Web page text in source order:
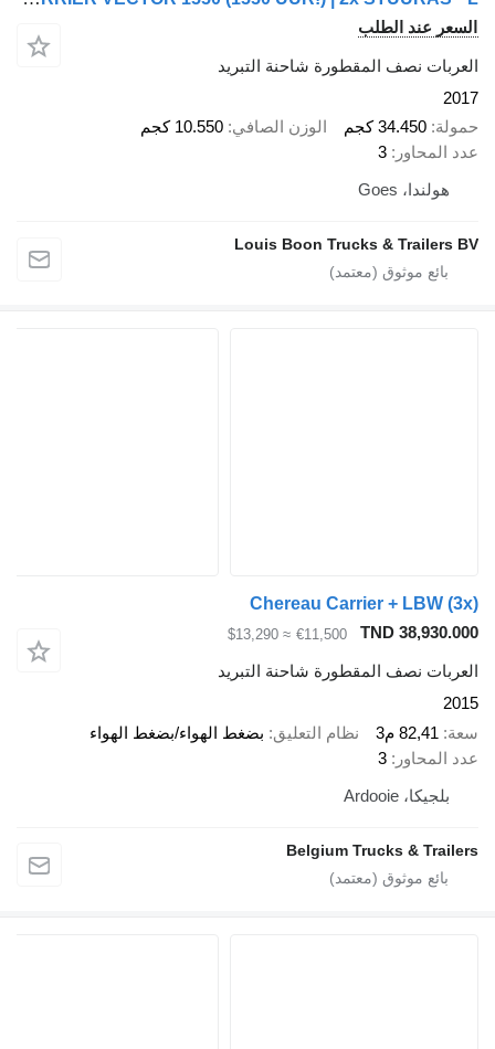
عند الطلب
نصف المقطورة شاحنة التبريد
34.450 كجم الوزن الصافي 10.550 كجم
المحاور 3
هولندا، Goes
Louis Boon Trucks & Trailers
Chereau Carrier + LBW
TND
€11,500
≈ $13,290
نصف المقطورة شاحنة التبريد
82,41 م3 نظام التعليق بضغط الهواء/بضغط الهواء
المحاور 3
بلجيكا، Ardooie
Belgium Trucks &